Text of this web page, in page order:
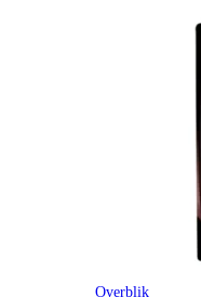
Overblik